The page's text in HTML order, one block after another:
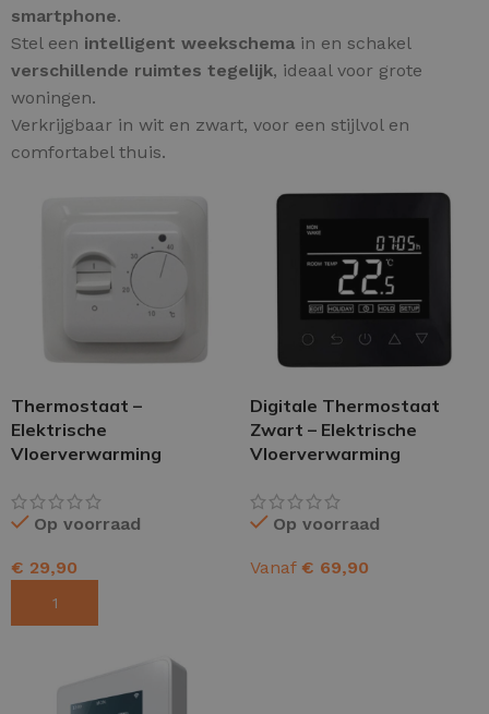
smartphone.
Stel een intelligent weekschema in en schakel
verschillende ruimtes tegelijk, ideaal voor grote
woningen.
Verkrijgbaar in wit en zwart, voor een stijlvol en
comfortabel thuis.
Thermostaat –
Elektrische
Vloerverwarming
Op voorraad
€ 29,90
Digitale Thermostaat
Zwart – Elektrische
Vloerverwarming
Op voorraad
Vanaf € 69,90